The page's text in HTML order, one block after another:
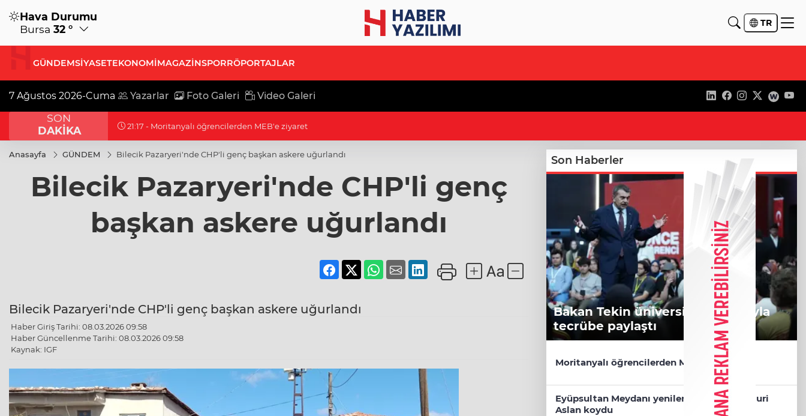
Hava Durumu
Bursa 32 ° TR
GÜNDEMSİYASETEKONOMİMAGAZİNSPORRÖPORTAJLAR
7 Ağustos 2026-Cuma Yazarlar Foto Galeri Video Galeri
SON
DAKİKA
21:17 - Moritanyalı öğrencilerden MEB'e ziyaret
Anasayfa GÜNDEM Bilecik Pazaryeri'nde CHP'li genç başkan askere uğurlandı
Bilecik Pazaryeri'nde CHP'li genç
başkan askere uğurlandı
Bilecik Pazaryeri'nde CHP'li genç başkan askere uğurlandı
Haber Giriş Tarihi: 08.03.2026 09:58
Haber Güncellenme Tarihi: 08.03.2026 09:58
Kaynak: IGF
Son Haberler
Bakan Tekin üniversite adaylarıyla
tecrübe paylaştı
Moritanyalı öğrencilerden MEB'e ziyaret
Eyüpsultan Meydanı yenileniyor... İlk taşı Nuri
Aslan koydu